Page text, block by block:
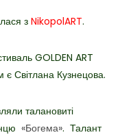
з NikopolART.
GOLDEN ART
є Світлана Кузнецова.
талановиті
«Богема». Талант